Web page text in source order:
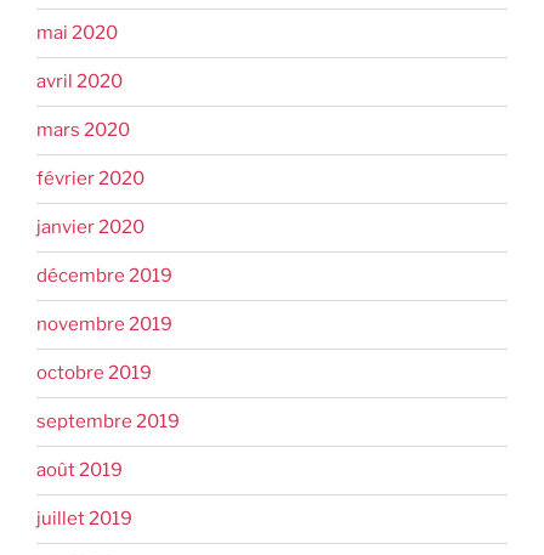
mai 2020
avril 2020
mars 2020
février 2020
janvier 2020
décembre 2019
novembre 2019
octobre 2019
septembre 2019
août 2019
juillet 2019